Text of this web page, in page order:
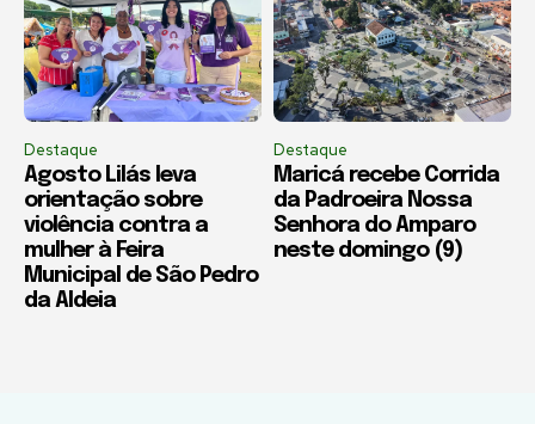
Destaque
Agosto Lilás leva
orientação sobre
violência contra a
mulher à Feira
Municipal de São Pedro
da Aldeia
Destaque
Maricá recebe Corrida
da Padroeira Nossa
Senhora do Amparo
neste domingo (9)